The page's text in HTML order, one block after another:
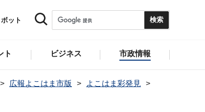
ット
ト ビジネス 市政情報
広報よこはま市版
よこはま彩発見